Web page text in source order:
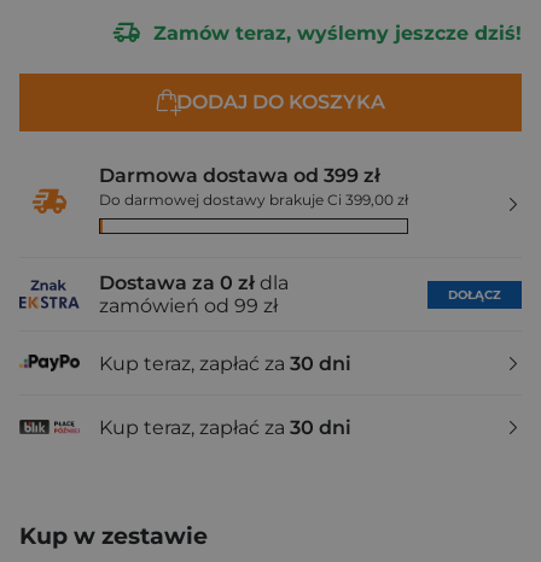
Zamów teraz, wyślemy jeszcze dziś!
DODAJ DO KOSZYKA
Darmowa dostawa od 399 zł
Do darmowej dostawy brakuje Ci 399,00 zł
Dostawa za 0 zł dla
zamówień od 99 zł
DOŁĄCZ
Kup teraz, zapłać za 30 dni
Kup teraz, zapłać za 30 dni
Kup w zestawie